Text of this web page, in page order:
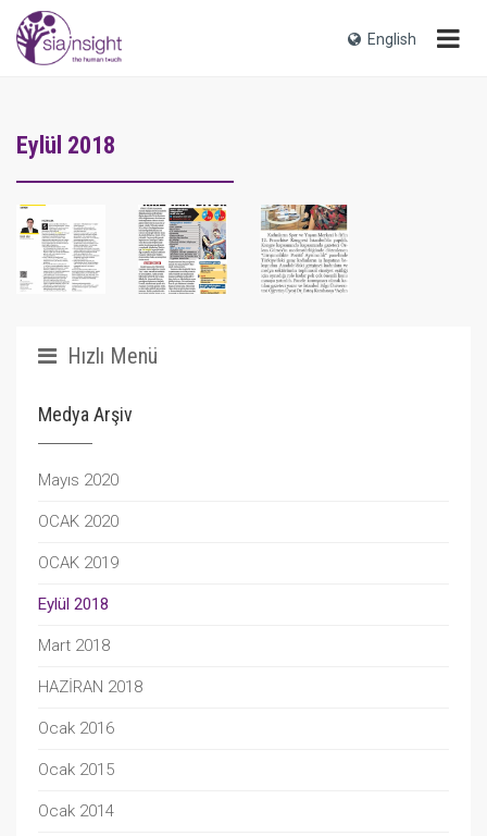
English
Eylül 2018
Hızlı Menü
Medya Arşiv
Mayıs 2020
OCAK 2020
OCAK 2019
Eylül 2018
Mart 2018
HAZİRAN 2018
Ocak 2016
Ocak 2015
Ocak 2014